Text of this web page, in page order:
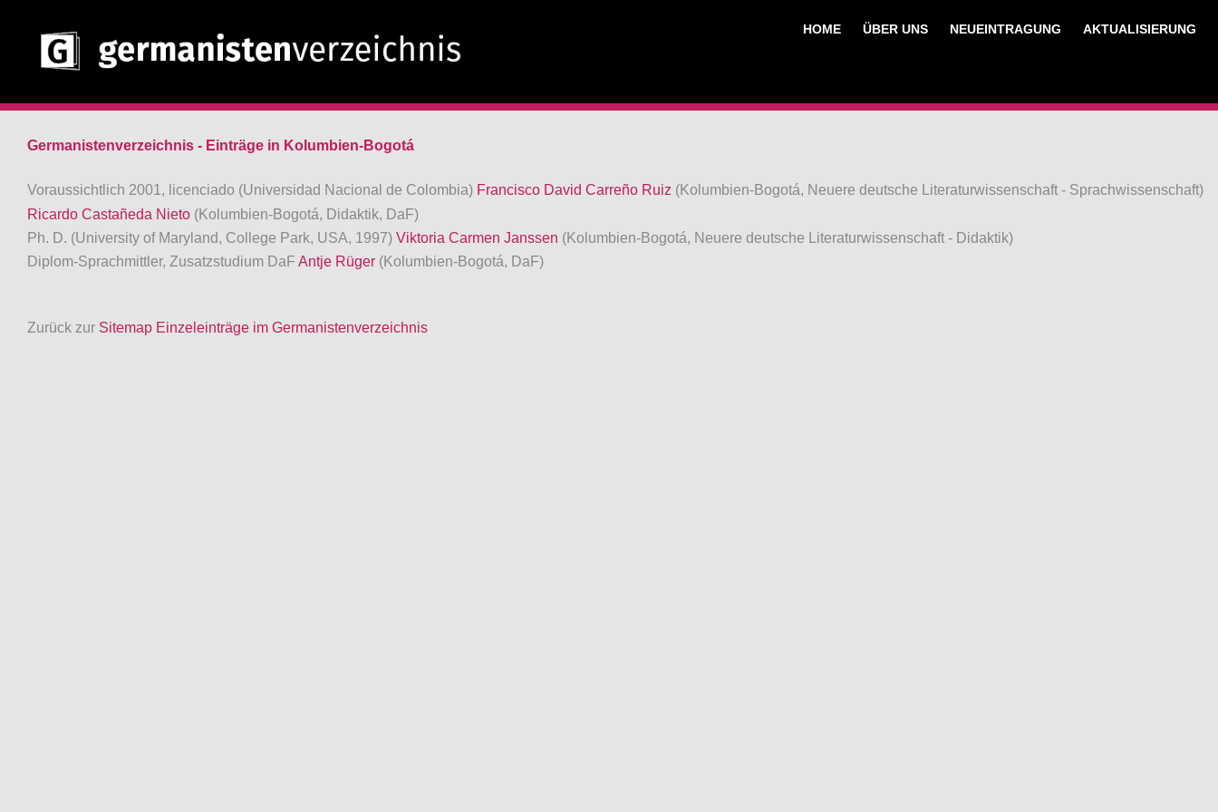
HOME ÜBER UNS NEUEINTRAGUNG AKTUALISIERUNG
Germanistenverzeichnis - Einträge in Kolumbien-Bogotá
Voraussichtlich 2001, licenciado (Universidad Nacional de Colombia) Francisco David Carreño Ruiz (Kolumbien-Bogotá, Neuere deutsche Literaturwissenschaft - Sprachwissenschaft)
Ricardo Castañeda Nieto (Kolumbien-Bogotá, Didaktik, DaF)
Ph. D. (University of Maryland, College Park, USA, 1997) Viktoria Carmen Janssen (Kolumbien-Bogotá, Neuere deutsche Literaturwissenschaft - Didaktik)
Diplom-Sprachmittler, Zusatzstudium DaF Antje Rüger (Kolumbien-Bogotá, DaF)
Zurück zur Sitemap Einzeleinträge im Germanistenverzeichnis